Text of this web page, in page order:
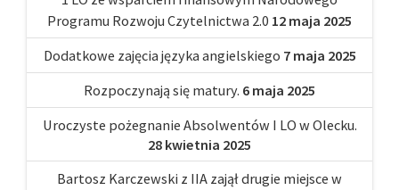
Programu Rozwoju Czytelnictwa 2.0 12 maja 2025
Dodatkowe zajęcia języka angielskiego 7 maja 2025
Rozpoczynają się matury. 6 maja 2025
Uroczyste pożegnanie Absolwentów I LO w Olecku.
28 kwietnia 2025
Bartosz Karczewski z IIA zajął drugie miejsce w